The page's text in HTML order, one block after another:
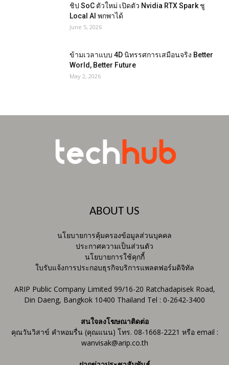
ชิป SoC ตัวใหม่ เปิดตัว Nvidia RTX Spark ชู
Local AI พกพาได้
June 5, 2026
ข้ามเวลาแบบ 4D นิทรรศการเสมือนจริง Better
World, Better Future
May 2, 2026
ABOUT US
นโยบายการคุ้มครองข้อมูลส่วนบุคคล
ประกาศความเป็นส่วนตัว
นโยบายการใช้คุกกี้
ใบรับแจ้งการประกอบธุรกิจบริการแพลตฟอร์มดิจิทัล
ARIP Public Company Limited 99/16-20 Ratchadapisek Road,
Din Daeng, Bangkok 10400 Thailand Tel : 0-2642-3400
สนใจลงโฆษณาติดต่อ
คุณวันวิสาข์ คำหอมรื่น (คุณแนน) โทร. 08-1668-2221 หรือ email :
wanvisak@arip.co.th